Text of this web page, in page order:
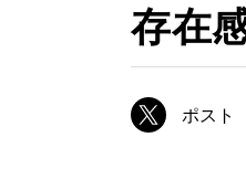
ブランドコンセプト
加工技術
存在
ポスト